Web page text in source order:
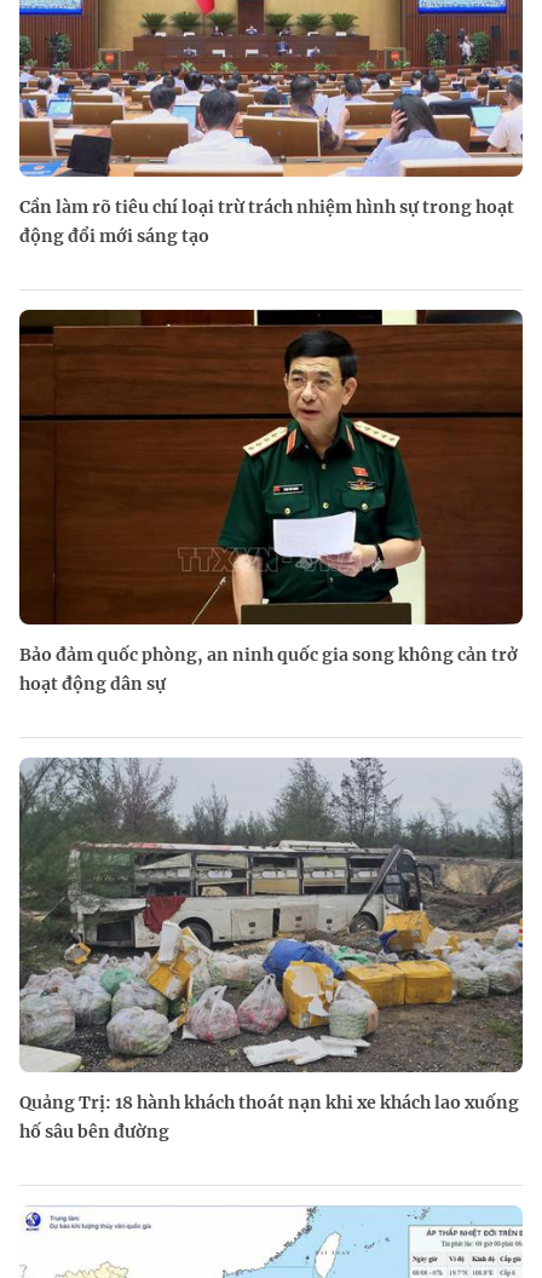
Cần làm rõ tiêu chí loại trừ trách nhiệm hình sự trong hoạt
động đổi mới sáng tạo
Bảo đảm quốc phòng, an ninh quốc gia song không cản trở
hoạt động dân sự
Quảng Trị: 18 hành khách thoát nạn khi xe khách lao xuống
hố sâu bên đường